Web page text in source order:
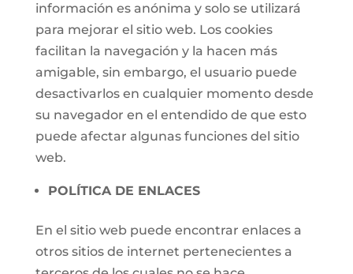
información es anónima y solo se utilizará
para mejorar el sitio web. Los cookies
facilitan la navegación y la hacen más
amigable, sin embargo, el usuario puede
desactivarlos en cualquier momento desde
su navegador en el entendido de que esto
puede afectar algunas funciones del sitio
web.
POLÍTICA DE ENLACES
En el sitio web puede encontrar enlaces a
otros sitios de internet pertenecientes a